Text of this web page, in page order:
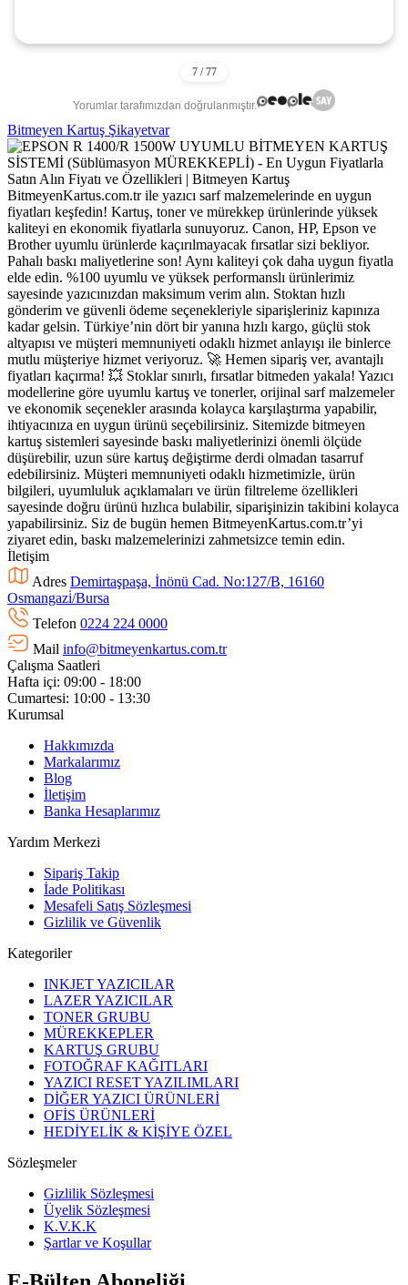
Yorumlar tarafımızdan doğrulanmıştır.
Bitmeyen Kartuş Şikayetvar
BitmeyenKartus.com.tr ile yazıcı sarf malzemelerinde en uygun
fiyatları keşfedin! Kartuş, toner ve mürekkep ürünlerinde yüksek
kaliteyi en ekonomik fiyatlarla sunuyoruz. Canon, HP, Epson ve
Brother uyumlu ürünlerde kaçırılmayacak fırsatlar sizi bekliyor.
Pahalı baskı maliyetlerine son! Aynı kaliteyi çok daha uygun fiyatla
elde edin. %100 uyumlu ve yüksek performanslı ürünlerimiz
sayesinde yazıcınızdan maksimum verim alın. Stoktan hızlı
gönderim ve güvenli ödeme seçenekleriyle siparişleriniz kapınıza
kadar gelsin. Türkiye’nin dört bir yanına hızlı kargo, güçlü stok
altyapısı ve müşteri memnuniyeti odaklı hizmet anlayışı ile binlerce
mutlu müşteriye hizmet veriyoruz. 🚀 Hemen sipariş ver, avantajlı
fiyatları kaçırma! 💥 Stoklar sınırlı, fırsatlar bitmeden yakala! Yazıcı
modellerine göre uyumlu kartuş ve tonerler, orijinal sarf malzemeler
ve ekonomik seçenekler arasında kolayca karşılaştırma yapabilir,
ihtiyacınıza en uygun ürünü seçebilirsiniz. Sitemizde bitmeyen
kartuş sistemleri sayesinde baskı maliyetlerinizi önemli ölçüde
düşürebilir, uzun süre kartuş değiştirme derdi olmadan tasarruf
edebilirsiniz. Müşteri memnuniyeti odaklı hizmetimizle, ürün
bilgileri, uyumluluk açıklamaları ve ürün filtreleme özellikleri
sayesinde doğru ürünü hızlıca bulabilir, siparişinizin takibini kolayca
yapabilirsiniz. Siz de bugün hemen BitmeyenKartus.com.tr’yi
ziyaret edin, baskı malzemelerinizi zahmetsizce temin edin.
İletişim
Adres Demirtaşpaşa, İnönü Cad. No:127/B, 16160
Osmangazi̇/Bursa
Telefon 0224 224 0000
Mail info@bitmeyenkartus.com.tr
Çalışma Saatleri
Hafta içi: 09:00 - 18:00
Cumartesi: 10:00 - 13:30
Kurumsal
Hakkımızda
Markalarımız
Blog
İletişim
Banka Hesaplarımız
Yardım Merkezi
Sipariş Takip
İade Politikası
Mesafeli Satış Sözleşmesi
Gizlilik ve Güvenlik
Kategoriler
INKJET YAZICILAR
LAZER YAZICILAR
TONER GRUBU
MÜREKKEPLER
KARTUŞ GRUBU
FOTOĞRAF KAĞITLARI
YAZICI RESET YAZILIMLARI
DİĞER YAZICI ÜRÜNLERİ
OFİS ÜRÜNLERİ
HEDİYELİK & KİŞİYE ÖZEL
Sözleşmeler
Gizlilik Sözleşmesi
Üyelik Sözleşmesi
K.V.K.K
Şartlar ve Koşullar